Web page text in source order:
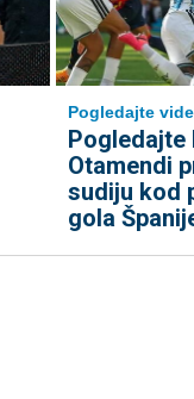
Pogledajte
Pogledajte
Otamendi
sudiju kod
gola